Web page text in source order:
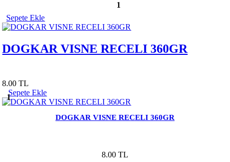
1
Sepete Ekle
DOGKAR VISNE RECELI 360GR
8.00 TL
1
Sepete Ekle
DOGKAR VISNE RECELI 360GR
8.00 TL